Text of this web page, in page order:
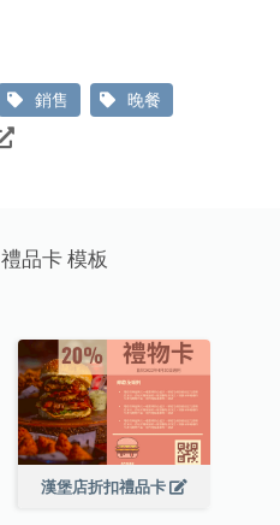
銷售
晚餐
品卡 模板
漢堡店折扣禮品卡